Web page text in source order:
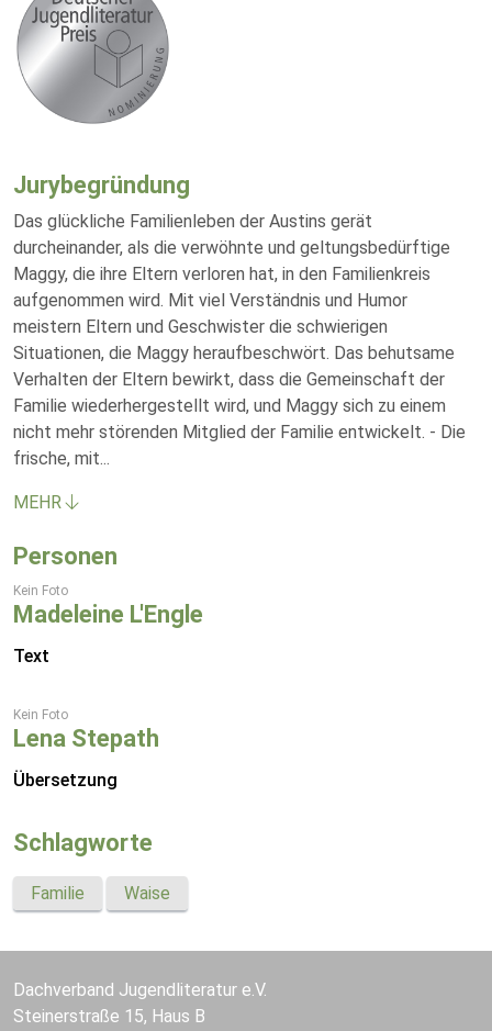
Jurybegründung
Das glückliche Familienleben der Austins gerät
durcheinander, als die verwöhnte und geltungsbedürftige
Maggy, die ihre Eltern verloren hat, in den Familienkreis
aufgenommen wird. Mit viel Verständnis und Humor
meistern Eltern und Geschwister die schwierigen
Situationen, die Maggy heraufbeschwört. Das behutsame
Verhalten der Eltern bewirkt, dass die Gemeinschaft der
Familie wiederhergestellt wird, und Maggy sich zu einem
nicht mehr störenden Mitglied der Familie entwickelt. - Die
frische, mit...
MEHR
Personen
Kein Foto
Madeleine L'Engle
Text
Kein Foto
Lena Stepath
Übersetzung
Schlagworte
Familie Waise
Dachverband Jugendliteratur e.V.
Steinerstraße 15, Haus B